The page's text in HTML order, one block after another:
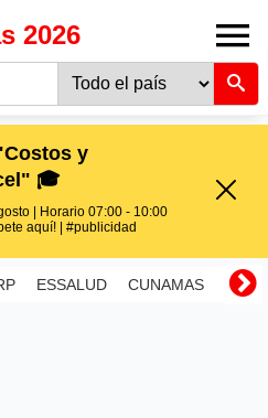
2026
y
🎓
| Horario 07:00 - 10:00
aquí! | #publicidad
ESSALUD CUNAMAS